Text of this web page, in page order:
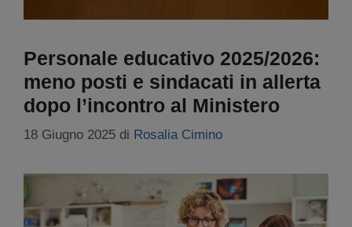
Personale educativo 2025/2026:
meno posti e sindacati in allerta
dopo l’incontro al Ministero
18 Giugno 2025 di Rosalia Cimino